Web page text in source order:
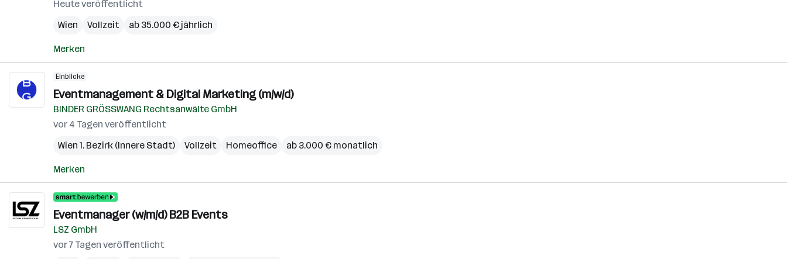
Heute veröffentlicht
Wien
Vollzeit ab 35.000 € jährlich
Merken
Einblicke
Eventmanagement & Digital Marketing (m/w/d)
BINDER GRÖSSWANG Rechtsanwälte GmbH
vor 4 Tagen veröffentlicht
Wien 1. Bezirk (Innere Stadt)
Vollzeit Homeoffice ab 3.000 € monatlich
Merken
Eventmanager (w/m/d) B2B Events
LSZ GmbH
vor 7 Tagen veröffentlicht